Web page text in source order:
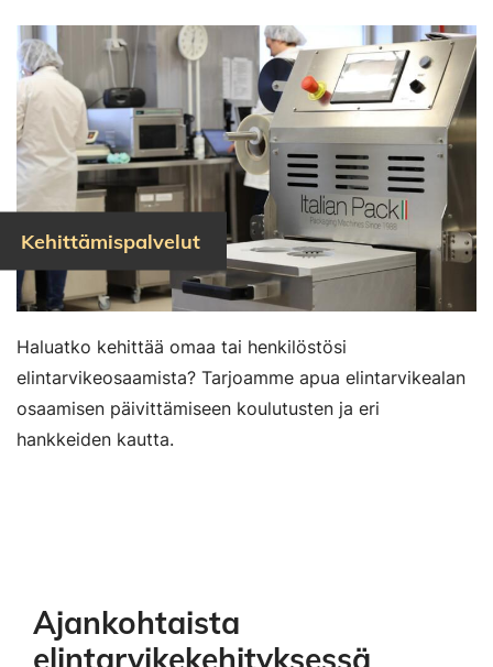
Kehittämispalvelut
Haluatko kehittää omaa tai henkilöstösi
elintarvikeosaamista? Tarjoamme apua elintarvikealan
osaamisen päivittämiseen koulutusten ja eri
hankkeiden kautta.
Ajankohtaista
elintarvikekehityksessä